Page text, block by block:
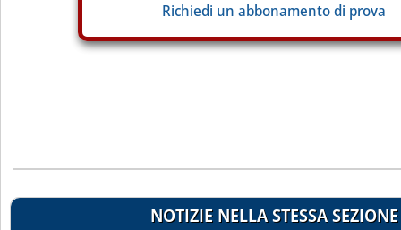
Richiedi un abbonamento di prova
NOTIZIE NELLA STESSA SEZIONE